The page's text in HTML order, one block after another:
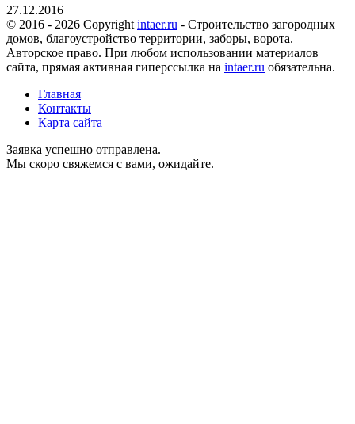
27.12.2016
© 2016 - 2026 Copyright intaer.ru - Cтроительство загородных
домов, благоустройство территории, заборы, ворота.
Авторское право. При любом использовании материалов
сайта, прямая активная гиперссылка на intaer.ru обязательна.
Главная
Контакты
Карта сайта
Заявка успешно отправлена.
Мы скоро свяжемся с вами, ожидайте.